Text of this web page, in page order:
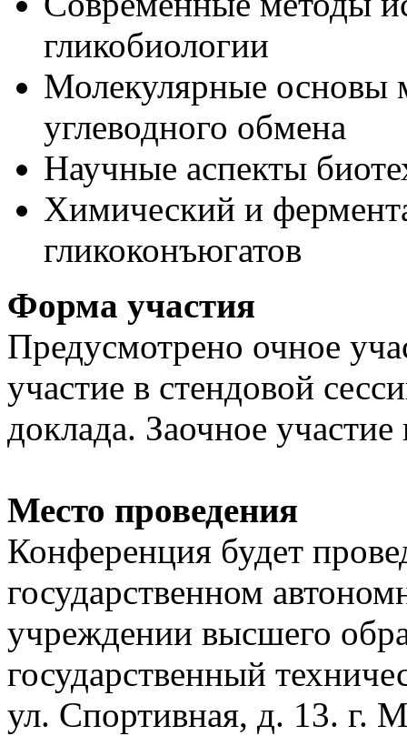
гликобиологии
Молекулярные основы
углеводного обмена
Научные аспекты
Химический и
гликоконъюгатов
Форма участия
Предусмотрено очное
участие в стендовой
доклада. Заочное участие
Место проведения
Конференция будет
государственном
учреждении высшего
государственный
ул. Спортивная, д. 13. г.